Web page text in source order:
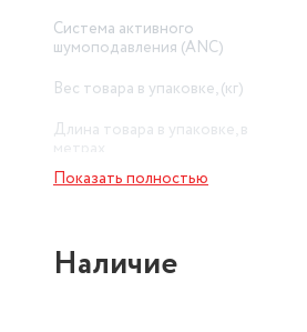
Система активного
шумоподавления (ANC)
Вес товара в упаковке, (кг)
Длина товара в упаковке, в
Показать полностью
Наличие